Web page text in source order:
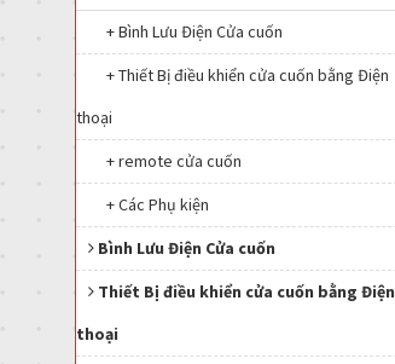
+ Bình Lưu Điện Cửa cuốn
+ Thiết Bị điều khiển cửa cuốn bằng Điện
thoại
+ remote cửa cuốn
+ Các Phụ kiện
Bình Lưu Điện Cửa cuốn
Thiết Bị điều khiển cửa cuốn bằng Điện
thoại